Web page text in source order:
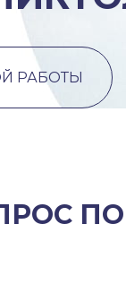
РАБОТЫ